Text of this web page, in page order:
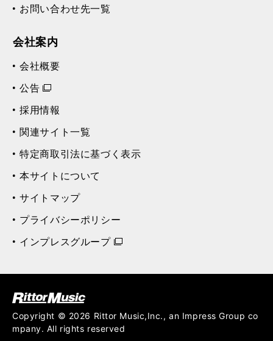
お問い合わせ先一覧
会社案内
会社概要
公告
採用情報
関連サイト一覧
特定商取引法に基づく表示
本サイトについて
サイトマップ
プライバシーポリシー
インプレスグループ
ジック (Rittor Musi
Copyright © 2026 Rittor Music,Inc., an Impress Group co
mpany. All rights reserved